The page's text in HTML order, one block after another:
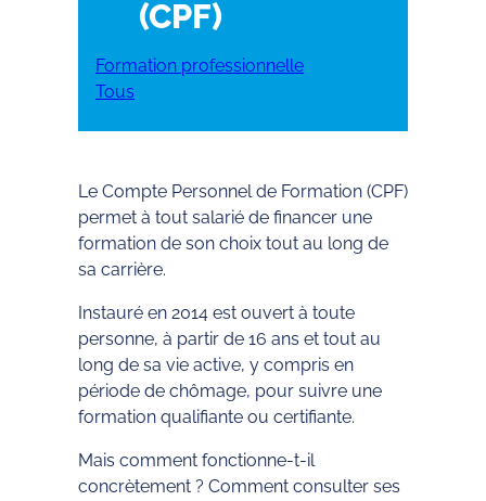
(CPF)
Formation professionnelle
Tous
Le Compte Personnel de Formation (CPF)
permet à tout salarié de financer une
formation de son choix tout au long de
sa carrière.
Instauré en 2014 est ouvert à toute
personne, à partir de 16 ans et tout au
long de sa vie active, y compris en
période de chômage, pour suivre une
formation qualifiante ou certifiante.
Mais comment fonctionne-t-il
concrètement ? Comment consulter ses